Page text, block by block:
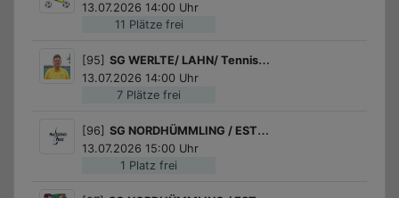
11 Plätze frei
13.07.2026 14:00 Uhr
7 Plätze frei
[95] SG WERLTE/ LAHN/ Tennis Schnupperkurs der Tennisabteilung des SV Lahn!
13.07.2026 14:00 Uhr
1 Platz frei
[96] SG NORDHÜMMLING / ESTERWEGEN / Erste Schritte am Instrument
13.07.2026 15:00 Uhr